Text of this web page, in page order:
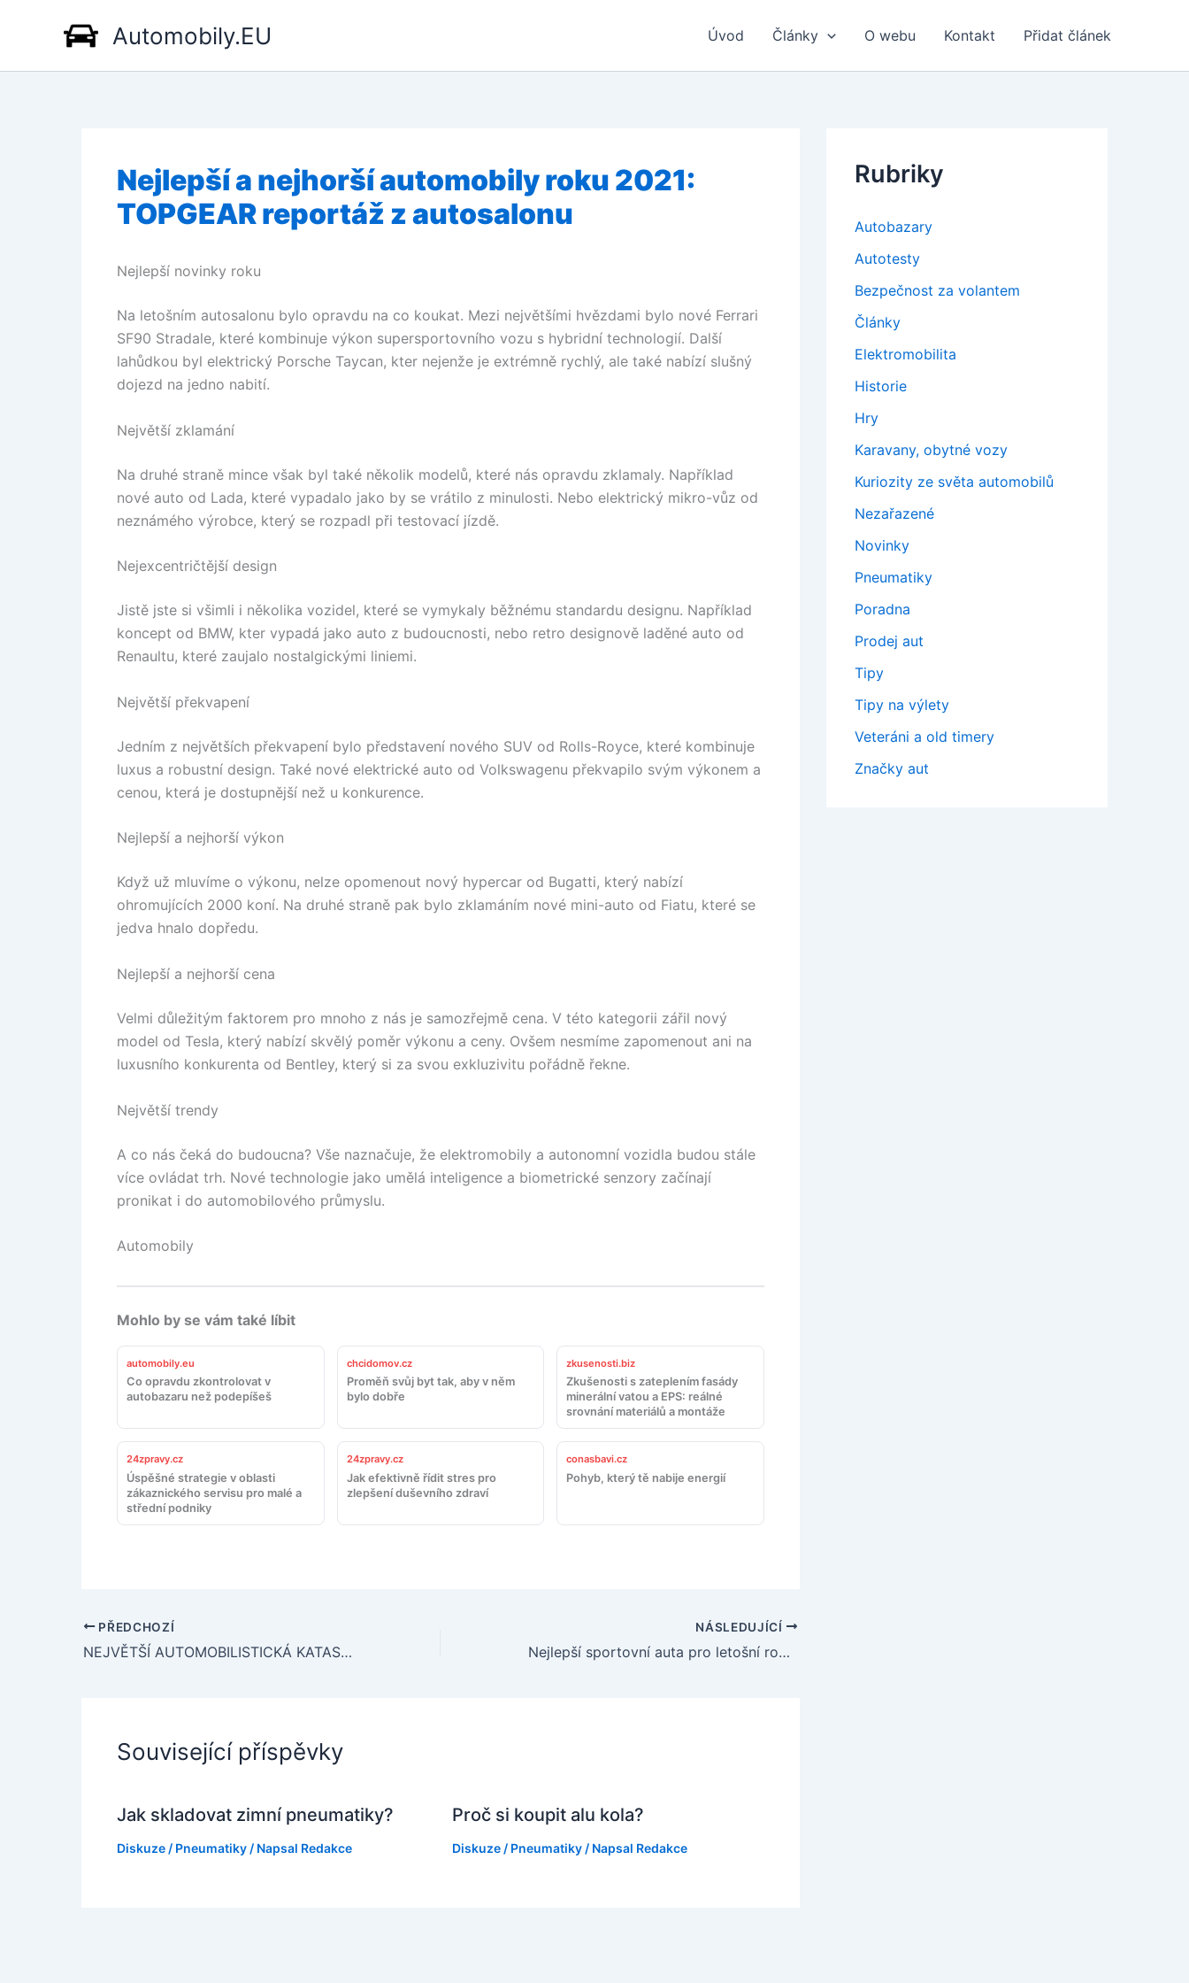
Automobily.EU Úvod Články O webu Kontakt Přidat článek
Nejlepší a nejhorší automobily roku 2021:
TOPGEAR reportáž z autosalonu
Nejlepší novinky roku
Na letošním autosalonu bylo opravdu na co koukat. Mezi největšími hvězdami bylo nové Ferrari
SF90 Stradale, které kombinuje výkon supersportovního vozu s hybridní technologií. Další
lahůdkou byl elektrický Porsche Taycan, kter nejenže je extrémně rychlý, ale také nabízí slušný
dojezd na jedno nabití.
Největší zklamání
Na druhé straně mince však byl také několik modelů, které nás opravdu zklamaly. Například
nové auto od Lada, které vypadalo jako by se vrátilo z minulosti. Nebo elektrický mikro-vůz od
neznámého výrobce, který se rozpadl při testovací jízdě.
Nejexcentričtější design
Jistě jste si všimli i několika vozidel, které se vymykaly běžnému standardu designu. Například
koncept od BMW, kter vypadá jako auto z budoucnosti, nebo retro designově laděné auto od
Renaultu, které zaujalo nostalgickými liniemi.
Největší překvapení
Jedním z největších překvapení bylo představení nového SUV od Rolls-Royce, které kombinuje
luxus a robustní design. Také nové elektrické auto od Volkswagenu překvapilo svým výkonem a
cenou, která je dostupnější než u konkurence.
Nejlepší a nejhorší výkon
Když už mluvíme o výkonu, nelze opomenout nový hypercar od Bugatti, který nabízí
ohromujících 2000 koní. Na druhé straně pak bylo zklamáním nové mini-auto od Fiatu, které se
jedva hnalo dopředu.
Nejlepší a nejhorší cena
Velmi důležitým faktorem pro mnoho z nás je samozřejmě cena. V této kategorii zářil nový
model od Tesla, který nabízí skvělý poměr výkonu a ceny. Ovšem nesmíme zapomenout ani na
luxusního konkurenta od Bentley, který si za svou exkluzivitu pořádně řekne.
Největší trendy
A co nás čeká do budoucna? Vše naznačuje, že elektromobily a autonomní vozidla budou stále
více ovládat trh. Nové technologie jako umělá inteligence a biometrické senzory začínají
pronikat i do automobilového průmyslu.
Automobily
Mohlo by se vám také líbit
automobily.eu
Co opravdu zkontrolovat v
autobazaru než podepíšeš
chcidomov.cz
Proměň svůj byt tak, aby v něm
bylo dobře
zkusenosti.biz
Zkušenosti s zateplením fasády
minerální vatou a EPS: reálné
srovnání materiálů a montáže
24zpravy.cz
Úspěšné strategie v oblasti
zákaznického servisu pro malé a
střední podniky
24zpravy.cz
Jak efektivně řídit stres pro
zlepšení duševního zdraví
conasbavi.cz
Pohyb, který tě nabije energií
PŘEDCHOZÍ
NEJVĚTŠÍ AUTOMOBILISTICKÁ KATASTROFA VŠECH DOB – CO SE STALO?
NÁSLEDUJÍCÍ
Nejlepší sportovní auta pro letošní rok, která vás dostanou na kolena
Související příspěvky
Jak skladovat zimní pneumatiky?
Diskuze / Pneumatiky / Napsal Redakce
Proč si koupit alu kola?
Diskuze / Pneumatiky/ Napsal Redakce
Rubriky
Autobazary
Autotesty
Bezpečnost za volantem
Články
Elektromobilita
Historie
Hry
Karavany, obytné vozy
Kuriozity ze světa automobilů
Nezařazené
Novinky
Pneumatiky
Poradna
Prodej aut
Tipy
Tipy na výlety
Veteráni a old timery
Značky aut